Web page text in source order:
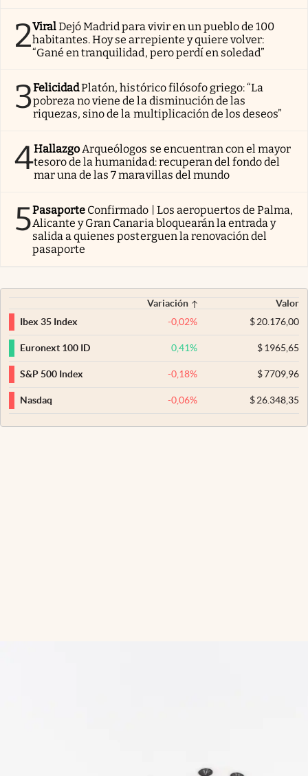
2ViralDejó Madrid para vivir en un pueblo de 100
habitantes. Hoy se arrepiente y quiere volver:
“Gané en tranquilidad, pero perdí en soledad”
3FelicidadPlatón, histórico filósofo griego: “La
pobreza no viene de la disminución de las
riquezas, sino de la multiplicación de los deseos”
4Hallazgo Arqueólogos se encuentran con el mayor
tesoro de la humanidad: recuperan del fondo del
mar una de las 7 maravillas del mundo
5Pasaporte Confirmado | Los aeropuertos de Palma,
Alicante y Gran Canaria bloquearán la entrada y
salida a quienes posterguen la renovación del
pasaporte
Variación
Valor
Ibex 35 Index
-0,02% $20.176,00
Euronext 100 ID 0,41% $1965,65
S&P 500 Index -0,18% $7709,96
Nasdaq -0,06% $26.348,35